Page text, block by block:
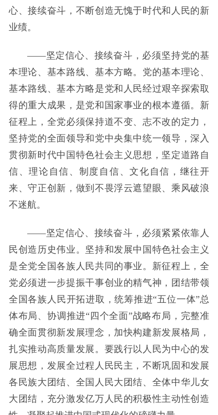
心、接续奋斗，不断创造无愧于时代和人民的新
业绩。
——坚定信心、接续奋斗，必须坚持党的基
本理论、基本路线、基本方略。党的基本理论、
基本路线、基本方略是党和人民经过艰辛探索取
得的重大成果，是党和国家事业的根本遵循。新
征程上，全党必须保持道不变、志不改的定力，
坚持党的全面领导和党中央集中统一领导，深入
贯彻新时代中国特色社会主义思想，坚定道路自
信、理论自信、制度自信、文化自信，继往开
来、守正创新，做到不畏浮云遮望眼、乘风破浪
不迷航。
——坚定信心、接续奋斗，必须紧紧依靠人
民创造历史伟业。坚持和发展中国特色社会主义
是全党全国各族人民共同的事业。新征程上，全
党必须进一步提振干事创业的精气神，团结带领
全国各族人民开拓进取，统筹推进“五位一体”总
体布局、协调推进“四个全面”战略布局，完整准
确全面贯彻新发展理念，加快构建新发展格局，
扎实推动高质量发展。要践行以人民为中心的发
展思想，发展全过程人民民主，不断巩固和发展
各民族大团结、全国人民大团结、全体中华儿女
大团结，充分激发亿万人民的积极性主动性创造